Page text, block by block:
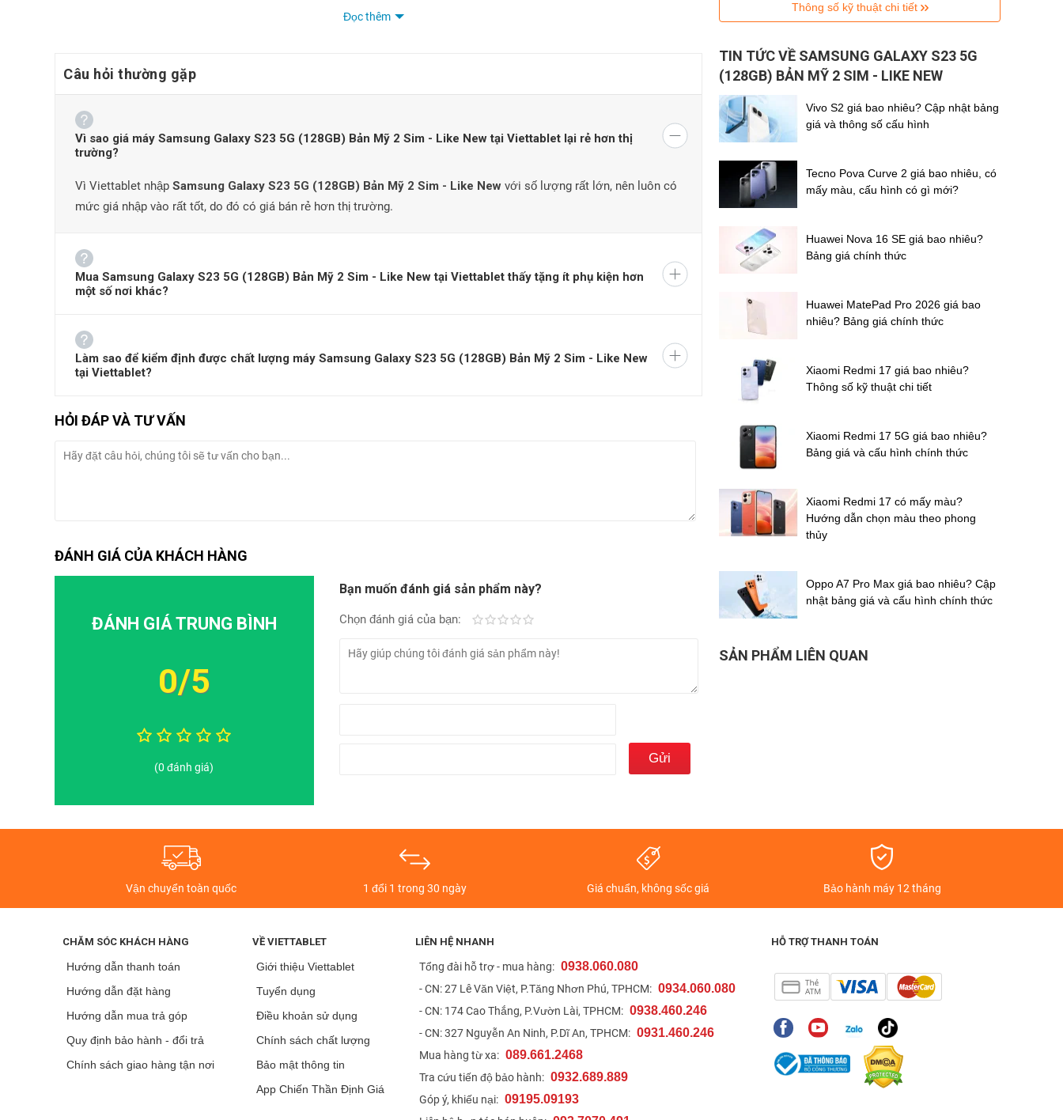
Thiết kế của S23 Like New
năm nay tại cảm giác sạch hơn và ít thu hút sự chú ý hơn đến phần camera. Trên thực tế, toàn
bộ diện mạo của điện thoại trở nên bóng bẩy và tinh tế hơn bao giờ hết. Samsung cũng cho biết họ đang sử dụng kính
120Hz và tốc độ lấy mẫu cảm ứng 240Hz. Màn hình đục lỗ ở giữa được bảo vệ bởi kính cường lực Corning Gorilla Glass
Victus 2 và có thể phát nội dung HDR10+. Tấm nền Galaxy S23 có thể đạt độ sáng tối đa lên tới 1.750 nits và có kích thước
Đọc thêm
Câu hỏi thường gặp
Vì sao giá máy Samsung Galaxy S23 5G (128GB) Bản Mỹ 2 Sim - Like New tại Viettablet lại rẻ hơn thị
trường?
Vì Viettablet nhập Samsung Galaxy S23 5G (128GB) Bản Mỹ 2 Sim - Like New với số lượng rất lớn, nên luôn có
mức giá nhập vào rất tốt, do đó có giá bán rẻ hơn thị trường.
Mua Samsung Galaxy S23 5G (128GB) Bản Mỹ 2 Sim - Like New tại Viettablet thấy tặng ít phụ kiện hơn
một số nơi khác?
Làm sao để kiểm định được chất lượng máy Samsung Galaxy S23 5G (128GB) Bản Mỹ 2 Sim - Like New
tại Viettablet?
HỎI ĐÁP VÀ TƯ VẤN
ĐÁNH GIÁ CỦA KHÁCH HÀNG
ĐÁNH GIÁ TRUNG BÌNH
0/5
(0 đánh giá)
Bạn muốn đánh giá sản phẩm này?
Chọn đánh giá của bạn: Rất tốt
Trung bình
Fair
Kém
Thông số kỹ thuật chi tiết
TIN TỨC VỀ SAMSUNG GALAXY S23 5G
(128GB) BẢN MỸ 2 SIM - LIKE NEW
Vivo S2 giá bao nhiêu? Cập nhật bảng
giá và thông số cấu hình
Tecno Pova Curve 2 giá bao nhiêu, có
mấy màu, cấu hình có gì mới?
Huawei Nova 16 SE giá bao nhiêu?
Bảng giá chính thức
Huawei MatePad Pro 2026 giá bao
nhiêu? Bảng giá chính thức
Xiaomi Redmi 17 giá bao nhiêu?
Thông số kỹ thuật chi tiết
Xiaomi Redmi 17 5G giá bao nhiêu?
Bảng giá và cấu hình chính thức
Xiaomi Redmi 17 có mấy màu?
Hướng dẫn chọn màu theo phong
thủy
Oppo A7 Pro Max giá bao nhiêu? Cập
nhật bảng giá và cấu hình chính thức
SẢN PHẨM LIÊN QUAN
Vận chuyển toàn quốc 1 đổi 1 trong 30 ngày Giá chuẩn, không sốc giá Bảo hành máy 12 tháng
CHĂM SÓC KHÁCH HÀNG
Hướng dẫn thanh toán
Hướng dẫn đặt hàng
Hướng dẫn mua trả góp
Quy định bảo hành - đổi trả
Chính sách giao hàng tận nơi
VỀ VIETTABLET
Giới thiệu Viettablet
Tuyển dụng
Điều khoản sử dụng
Chính sách chất lượng
Bảo mật thông tin
App Chiến Thần Định Giá
LIÊN HỆ NHANH
Tổng đài hỗ trợ - mua hàng: 0938.060.080
- CN: 27 Lê Văn Việt, P.Tăng Nhơn Phú, TPHCM: 0934.060.080
- CN: 174 Cao Thắng, P.Vườn Lài, TPHCM: 0938.460.246
- CN: 327 Nguyễn An Ninh, P.Dĩ An, TPHCM: 0931.460.246
Mua hàng từ xa: 089.661.2468
Tra cứu tiến độ bảo hành: 0932.689.889
Góp ý, khiếu nại: 09195.09193
HỖ TRỢ THANH TOÁN